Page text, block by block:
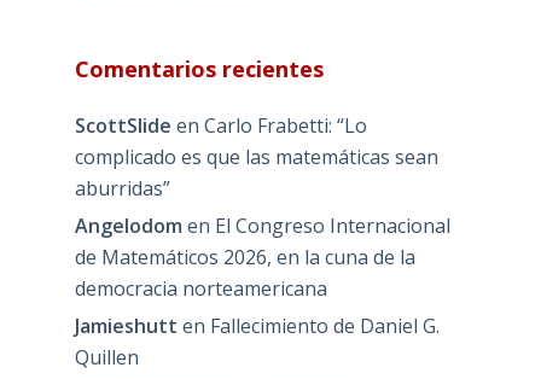
Comentarios recientes
ScottSlide en Carlo Frabetti: “Lo
complicado es que las matemáticas sean
aburridas”
Angelodom en El Congreso Internacional
de Matemáticos 2026, en la cuna de la
democracia norteamericana
Jamieshutt en Fallecimiento de Daniel G.
Quillen